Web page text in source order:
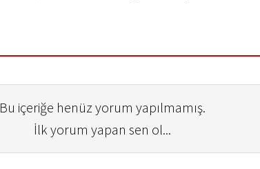
Bu içeriğe henüz yorum yapılmamış.
İlk yorum yapan sen ol...